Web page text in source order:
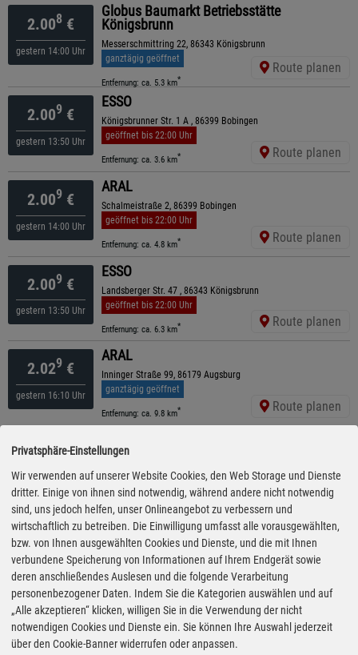
2.008 €
gestern 14:00 Uhr
Globus Baumarkt Betriebsstätte
Königsbrunn
Messerschmittring 22, 86343 Königsbrunn
ganztägig geöffnet
Entfernung: ca. 5.3 km*
Route planen
2.009 €
gestern 13:50 Uhr
ESSO
Königsbrunner Str. 1 A , 86399 Bobingen
geöffnet bis 22:00 Uhr
Entfernung: ca. 3.6 km* Route planen
2.009 €
gestern 14:00 Uhr
ARAL
Schalmeistraße 2, 86399 Bobingen
geöffnet bis 22:00 Uhr
Entfernung: ca. 4.8 km* Route planen
2.009 €
gestern 13:50 Uhr
ESSO
Landsberger Str. 47 , 86343 Königsbrunn
geöffnet bis 22:00 Uhr
Entfernung: ca. 6.3 km* Route planen
2.029 €
gestern 16:10 Uhr
ARAL
Inninger Straße 99, 86179 Augsburg
ganztägig geöffnet
Entfernung: ca. 9.8 km* Route planen
2.039€
gestern 14:20 Uhr
Thurnu. Taxisstr. 1, 86830 Schwabmünchen
ganztägig geöffnet
Entfernung: ca. 7.8 km * Route planen
2.049€
gestern 16:10 Uhr
ARAL
Landsberger Straße 2, 86836 Graben
ganztägig geöffnet
Entfernung: ca. 6.7 km* Route planen
2.059€
gestern 14:35 Uhr
ARAL
Augsburger Straße 66, 86830 Schwabmünchen
geöffnet bis 23:00 Uhr
Privatsphäre-Einstellungen
Wir verwenden auf unserer Website Cookies, den Web Storage und Dienste
dritter. Einige von ihnen sind notwendig, während andere nicht notwendig
sind, uns jedoch helfen, unser Onlineangebot zu verbessern und
wirtschaftlich zu betreiben. Die Einwilligung umfasst alle vorausgewählten,
bzw. von Ihnen ausgewählten Cookies und Dienste, und die mit Ihnen
verbundene Speicherung von Informationen auf Ihrem Endgerät sowie
deren anschließendes Auslesen und die folgende Verarbeitung
personenbezogener Daten. Indem Sie die Kategorien auswählen und auf
„Alle akzeptieren“ klicken, willigen Sie in die Verwendung der nicht
notwendigen Cookies und Dienste ein. Sie können Ihre Auswahl jederzeit
über den Cookie-Banner widerrufen oder anpassen.